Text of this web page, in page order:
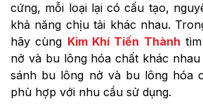
cứng, mỗi loại lại có cấu tạo,
khả năng chịu tải khác nhau.
hãy cùng Kim Khí Tiến Thành
nở và bu lông hóa chất khác
sánh bu lông nở và bu lông hóa
phù hợp với nhu cầu sử dụng.